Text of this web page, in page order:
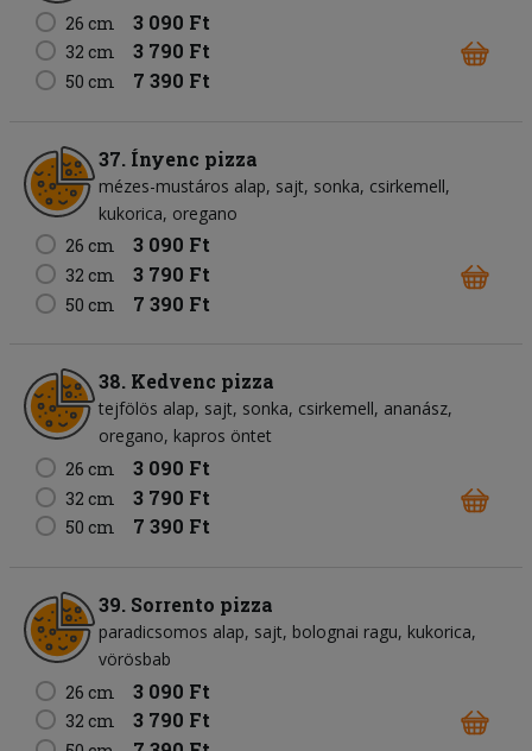
26 cm 3 090 Ft
32 cm 3 790 Ft
50 cm 7 390 Ft
37. Ínyenc pizza
mézes-mustáros alap sajt sonka csirkemell
kukorica oregano
26 cm
3 090 Ft
32 cm 3 790 Ft
50 cm 7 390 Ft
38. Kedvenc pizza
tejfölös alap sajt sonka csirkemell ananász
oregano kapros öntet
26 cm
3 090 Ft
32 cm 3 790 Ft
50 cm 7 390 Ft
39. Sorrento pizza
paradicsomos alap sajt bolognai ragu kukorica
vörösbab
26 cm
3 090 Ft
32 cm 3 790 Ft